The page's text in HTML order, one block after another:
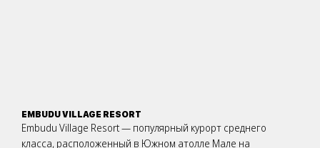
EMBUDU VILLAGE RESORT
Embudu Village Resort — популярный курорт среднего
класса, расположенный в Южном атолле Мале на